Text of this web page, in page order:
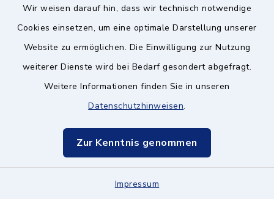
Wir weisen darauf hin, dass wir technisch notwendige
Cookies einsetzen, um eine optimale Darstellung unserer
Website zu ermöglichen. Die Einwilligung zur Nutzung
weiterer Dienste wird bei Bedarf gesondert abgefragt.
Weitere Informationen finden Sie in unseren
Datenschutzhinweisen.
Zur Kenntnis genommen
Impressum
Kontakt ins Rathaus
Barrierefreiheit
Datenschutz
Hinweisgeberschutz
Sitemap